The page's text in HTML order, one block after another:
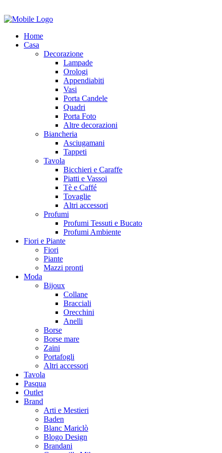
Home
Casa
Decorazione
Lampade
Orologi
Appendiabiti
Vasi
Porta Candele
Quadri
Porta Foto
Altre decorazioni
Biancheria
Asciugamani
Tappeti
Tavola
Bicchieri e Caraffe
Piatti e Vassoi
Tè e Caffé
Tovaglie
Altri accessori
Profumi
Profumi Tessuti e Bucato
Profumi Ambiente
Fiori e Piante
Fiori
Piante
Mazzi pronti
Moda
Bijoux
Collane
Bracciali
Orecchini
Anelli
Borse
Borse mare
Zaini
Portafogli
Altri accessori
Tavola
Pasqua
Outlet
Brand
Arti e Mestieri
Baden
Blanc Mariclò
Blogo Design
Brandani